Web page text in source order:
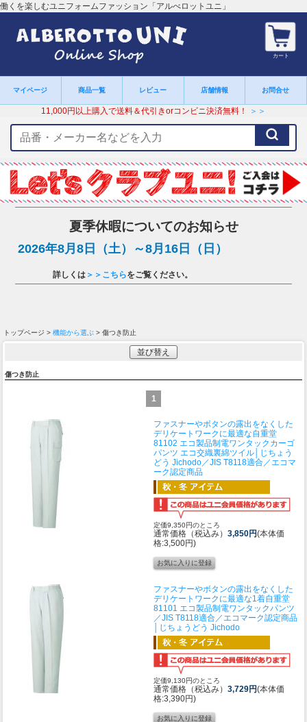
働くを楽しむユニフォームファッション「アルべロットユニ」
カート
マイページ 商品一覧 レビュー 店舗情報 お問合せ
11,000円以上購入で送料＆代引きorコンビニ決済無料！ ＞＞
ー
ワ
ー
ド
夏季休暇についてのお知らせ
2026年8月8日（土）～8月16日（日）
詳しくは ＞＞こちらをご覧ください。
トップページ > 機能から選ぶ > 傷つき防止
並び替え
傷つき防止
1
ファスナーやボタンの露出をなくした
デリケートワークに最適な自重堂
81102 エコ製品制電ワンタックカーゴ
パンツ エコ交織裏綿ツイル│じちょう
どう Jichodo／JIS T8118適合／エコマ
ーク認定商品
定価9,350円のところ
通常価格（税込み） 3,850円(本体価
格:3,500円)
ファスナーやボタンの露出をなくした
デリケートワークに最適な1着自重堂
81101 エコ製品制電ワンタックパンツ
／JIS T8118適合／エコマーク認定商品
│じちょうどう Jichodo
定価9,130円のところ
通常価格（税込み） 3,729円(本体価
格:3,390円)